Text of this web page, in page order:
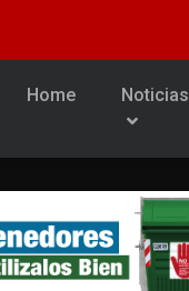
Home Noticias